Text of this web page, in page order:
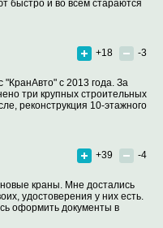
быстро и во всем стараются
+18
-3
с 2013 года. За
три крупных строительных
реконструкция 10-этажного
+39
-4
краны. Мне достались
удостоверения у них есть.
оформить документы в